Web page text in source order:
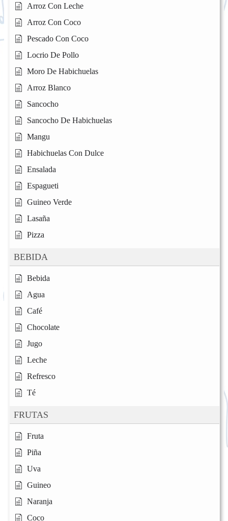
Arroz Con Leche
Arroz Con Coco
Pescado Con Coco
Locrio De Pollo
Moro De Habichuelas
Arroz Blanco
Sancocho
Sancocho De Habichuelas
Mangu
Habichuelas Con Dulce
Ensalada
Espagueti
Guineo Verde
Lasaña
Pizza
BEBIDA
Bebida
Agua
Café
Chocolate
Jugo
Leche
Refresco
Té
FRUTAS
Fruta
Piña
Uva
Guineo
Naranja
Coco